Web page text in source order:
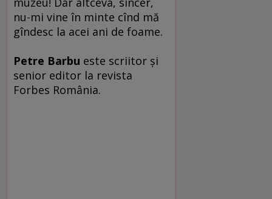
nu-mi vine în minte cînd mă
gîndesc la acei ani de foame.
Petre Barbu este scriitor şi
senior editor la revista
Forbes România.